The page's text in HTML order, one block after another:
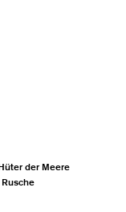
der Meere